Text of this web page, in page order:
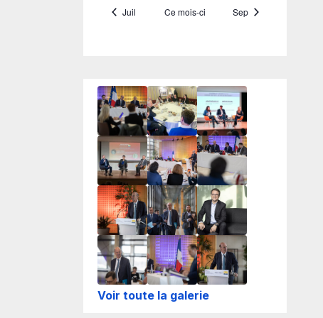
Voir toute la galerie